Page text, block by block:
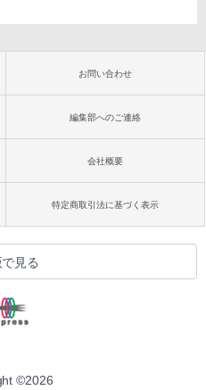
お問い合わせ
編集部へのご連絡
会社概要
特定商取引法に基づく表示
見る
©2026